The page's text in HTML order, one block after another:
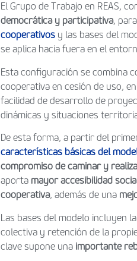
El Grupo de Trabajo en REAS,
democrática y participativa,
cooperativos y las bases del
se aplica hacia fuera en el
Esta configuración se combina
cooperativa en cesión de uso,
facilidad de desarrollo de
dinámicas y situaciones
De esta forma, a partir del
características básicas del
compromiso de caminar y
aporta mayor accesibilidad
cooperativa, además de una
Las bases del modelo incluyen la
colectiva y retención de la
clave supone una importante